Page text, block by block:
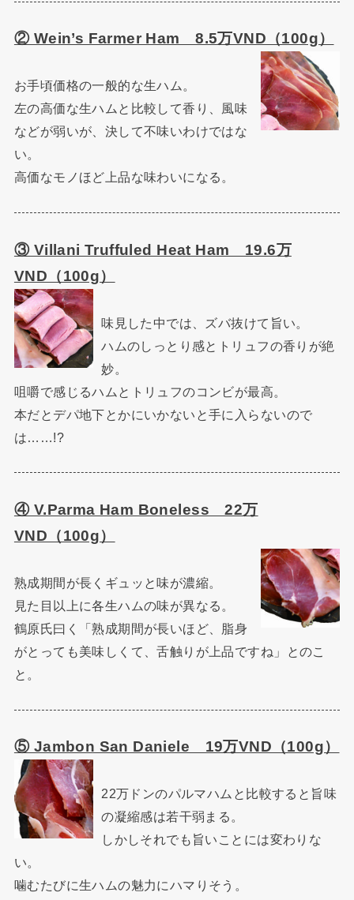
② Wein’s Farmer Ham 8.5万VND（100g）
お手頃価格の一般的な生ハム。
左の高価な生ハムと比較して香り、風味
などが弱いが、決して不味いわけではな
い。
高価なモノほど上品な味わいになる。
③ Villani Truffuled Heat Ham 19.6万
VND（100g）
味見した中では、ズバ抜けて旨い。
ハムのしっとり感とトリュフの香りが絶
妙。
咀嚼で感じるハムとトリュフのコンビが最高。
本だとデパ地下とかにいかないと手に入らないので
は……!?
④ V.Parma Ham Boneless 22万
VND（100g）
熟成期間が長くギュッと味が濃縮。
見た目以上に各生ハムの味が異なる。
鶴原氏曰く「熟成期間が長いほど、脂身
がとっても美味しくて、舌触りが上品ですね」とのこ
と。
⑤ Jambon San Daniele 19万VND（100g）
22万ドンのパルマハムと比較すると旨味
の凝縮感は若干弱まる。
しかしそれでも旨いことには変わりな
い。
噛むたびに生ハムの魅力にハマりそう。